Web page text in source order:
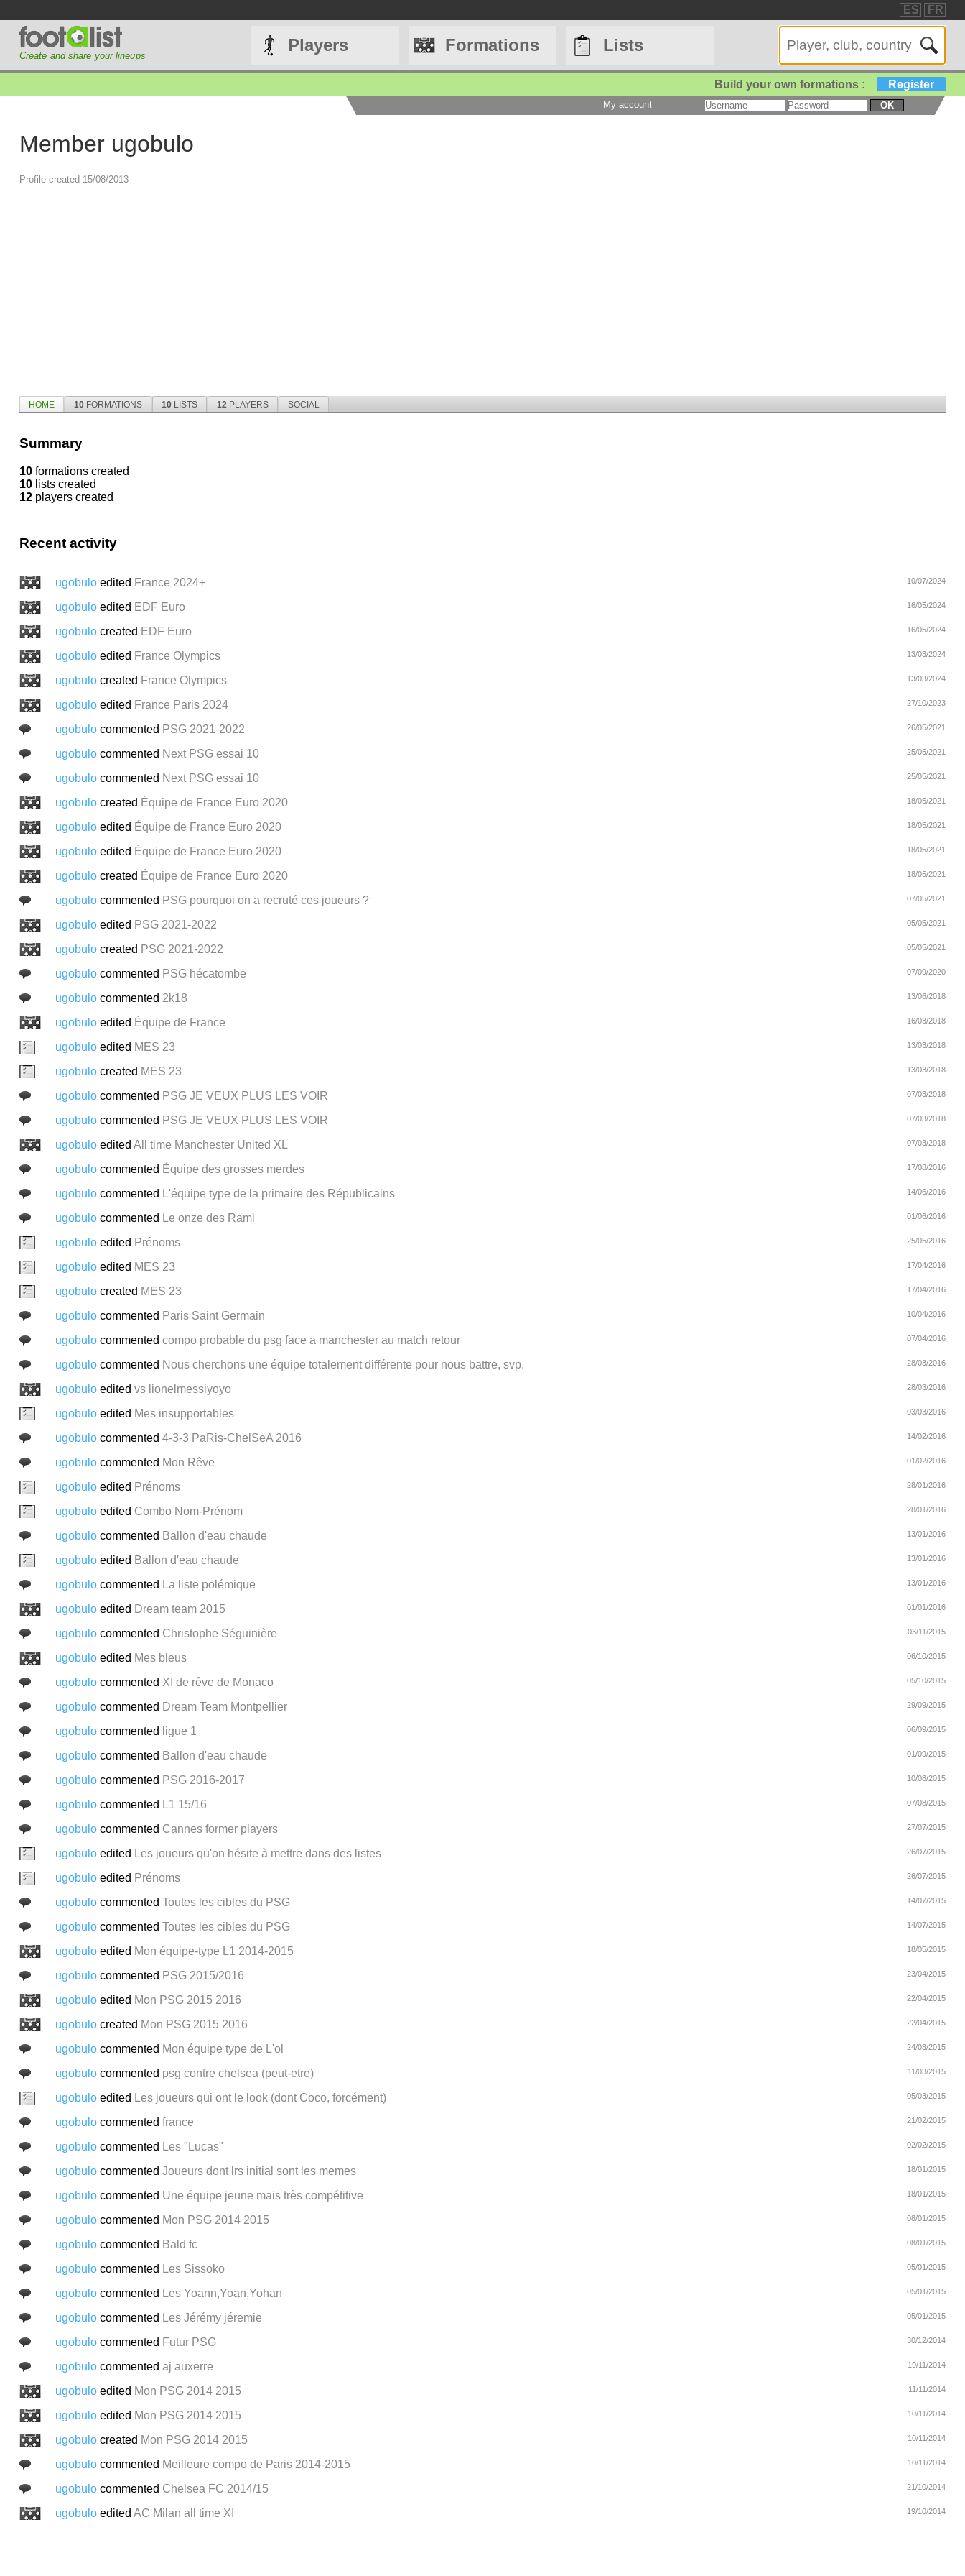
ES FR
Create and share your lineups
Players Formations Lists
Build your own formations : Register
My account OK
Member ugobulo
Profile created 15/08/2013
HOME 10FORMATIONS 10LISTS 12 PLAYERS SOCIAL
Summary
10formations created
10lists created
12players created
Recent activity
ugobulo edited France 2024+ 10/07/2024
ugobulo edited EDF Euro 16/05/2024
ugobulo created EDF Euro 16/05/2024
ugobulo edited France Olympics 13/03/2024
ugobulo created France Olympics 13/03/2024
ugobulo edited France Paris 2024 27/10/2023
ugobulo commented PSG 2021-2022 26/05/2021
ugobulo commented Next PSG essai 10 25/05/2021
ugobulo commented Next PSG essai 10 25/05/2021
ugobulo created Équipe de France Euro 2020 18/05/2021
ugobulo edited Équipe de France Euro 2020 18/05/2021
ugobulo edited Équipe de France Euro 2020 18/05/2021
ugobulo created Équipe de France Euro 2020 18/05/2021
ugobulo commented PSG pourquoi on a recruté ces joueurs ? 07/05/2021
ugobulo edited PSG 2021-2022 05/05/2021
ugobulo created PSG 2021-2022 05/05/2021
ugobulo commented PSG hécatombe 07/09/2020
ugobulo commented 2k18 13/06/2018
ugobulo edited Équipe de France 16/03/2018
ugobulo edited MES 23 13/03/2018
ugobulo created MES 23 13/03/2018
ugobulo commented PSG JE VEUX PLUS LES VOIR 07/03/2018
ugobulo commented PSG JE VEUX PLUS LES VOIR 07/03/2018
ugobulo edited All time Manchester United XL 07/03/2018
ugobulo commented Équipe des grosses merdes 17/08/2016
ugobulo commented L'équipe type de la primaire des Républicains 14/06/2016
ugobulo commented Le onze des Rami 01/06/2016
ugobulo edited Prénoms 25/05/2016
ugobulo edited MES 23 17/04/2016
ugobulo created MES 23 17/04/2016
ugobulo commented Paris Saint Germain 10/04/2016
ugobulo commented compo probable du psg face a manchester au match retour 07/04/2016
ugobulo commented Nous cherchons une équipe totalement différente pour nous battre, svp. 28/03/2016
ugobulo edited vs lionelmessiyoyo 28/03/2016
ugobulo edited Mes insupportables 03/03/2016
ugobulo commented 4-3-3 PaRis-ChelSeA 2016 14/02/2016
ugobulo commented Mon Rêve 01/02/2016
ugobulo edited Prénoms 28/01/2016
ugobulo edited Combo Nom-Prénom 28/01/2016
ugobulo commented Ballon d'eau chaude 13/01/2016
ugobulo edited Ballon d'eau chaude 13/01/2016
ugobulo commented La liste polémique 13/01/2016
ugobulo edited Dream team 2015 01/01/2016
ugobulo commented Christophe Séguinière 03/11/2015
ugobulo edited Mes bleus 06/10/2015
ugobulo commented XI de rêve de Monaco 05/10/2015
ugobulo commented Dream Team Montpellier 29/09/2015
ugobulo commented ligue 1 06/09/2015
ugobulo commented Ballon d'eau chaude 01/09/2015
ugobulo commented PSG 2016-2017 10/08/2015
ugobulo commented L1 15/16 07/08/2015
ugobulo commented Cannes former players 27/07/2015
ugobulo edited Les joueurs qu'on hésite à mettre dans des listes 26/07/2015
ugobulo edited Prénoms 26/07/2015
ugobulo commented Toutes les cibles du PSG 14/07/2015
ugobulo commented Toutes les cibles du PSG 14/07/2015
ugobulo edited Mon équipe-type L1 2014-2015 18/05/2015
ugobulo commented PSG 2015/2016 23/04/2015
ugobulo edited Mon PSG 2015 2016 22/04/2015
ugobulo created Mon PSG 2015 2016 22/04/2015
ugobulo commented Mon équipe type de L'ol 24/03/2015
ugobulo commented psg contre chelsea (peut-etre) 11/03/2015
ugobulo edited Les joueurs qui ont le look (dont Coco, forcément) 05/03/2015
ugobulo commented france 21/02/2015
ugobulo commented Les "Lucas" 02/02/2015
ugobulo commented Joueurs dont lrs initial sont les memes 18/01/2015
ugobulo commented Une équipe jeune mais très compétitive 18/01/2015
ugobulo commented Mon PSG 2014 2015 08/01/2015
ugobulo commented Bald fc 08/01/2015
ugobulo commented Les Sissoko 05/01/2015
ugobulo commented Les Yoann,Yoan,Yohan 05/01/2015
ugobulo commented Les Jérémy jéremie 05/01/2015
ugobulo commented Futur PSG 30/12/2014
ugobulo commented aj auxerre 19/11/2014
ugobulo edited Mon PSG 2014 2015 11/11/2014
ugobulo edited Mon PSG 2014 2015 10/11/2014
ugobulo created Mon PSG 2014 2015 10/11/2014
ugobulo commented Meilleure compo de Paris 2014-2015 10/11/2014
ugobulo commented Chelsea FC 2014/15 21/10/2014
ugobulo edited AC Milan all time XI 19/10/2014